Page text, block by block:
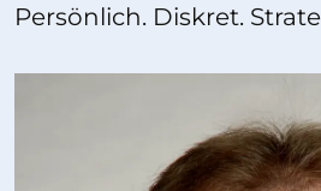
Persönlich. Diskret.